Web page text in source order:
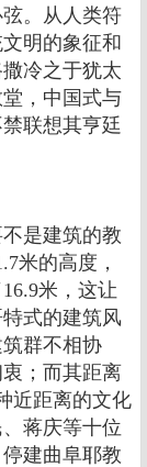
。从人类符
明的象征和
冷之于犹太
，中国式与
联想其亨廷
是建筑的教
米的高度，
米，这让
式的建筑风
群不相协
；而其距离
近距离的文化
蒋庆等十位
建曲阜耶教